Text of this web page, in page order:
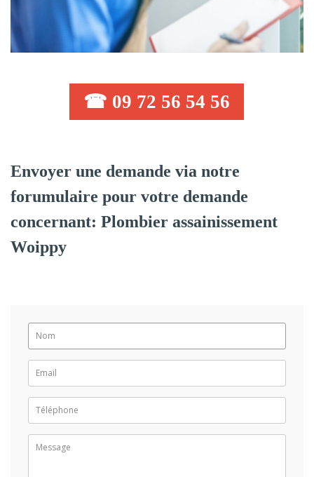
☎ 09 72 56 54 56
Envoyer une demande via notre
forumulaire pour votre demande
concernant: Plombier assainissement
Woippy